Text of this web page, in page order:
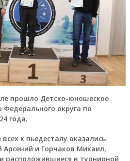
прошло Детско-юношеское
Федерального округа по
года.
к пьедесталу оказались
и Горчаков Михаил,
расположившиеся в турнирной